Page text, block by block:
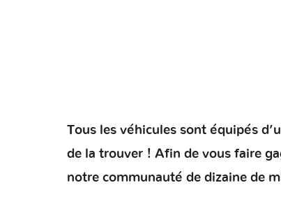
Tous les véhicules sont équipés
de la trouver ! Afin de vous faire
notre communauté de dizaine de